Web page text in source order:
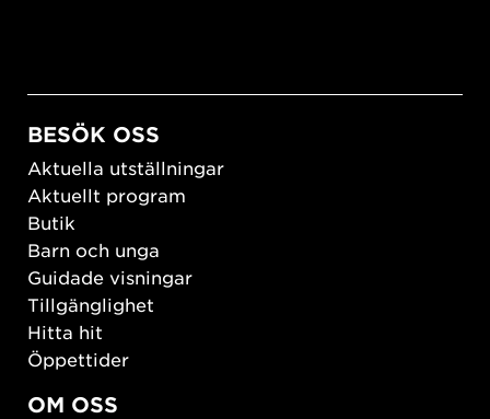
BESÖK OSS
Aktuella utställningar
Aktuellt program
Butik
Barn och unga
Guidade visningar
Tillgänglighet
Hitta hit
Öppettider
OM OSS